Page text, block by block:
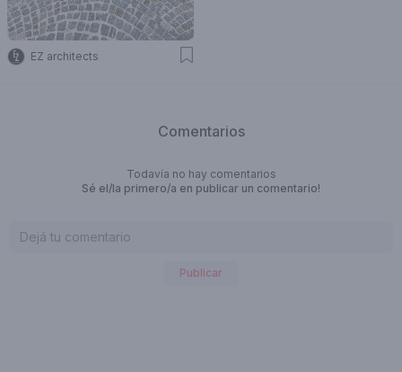
EZ architects
Comentarios
Todavía no hay comentarios
Sé el/la primero/a en publicar un comentario!
Publicar